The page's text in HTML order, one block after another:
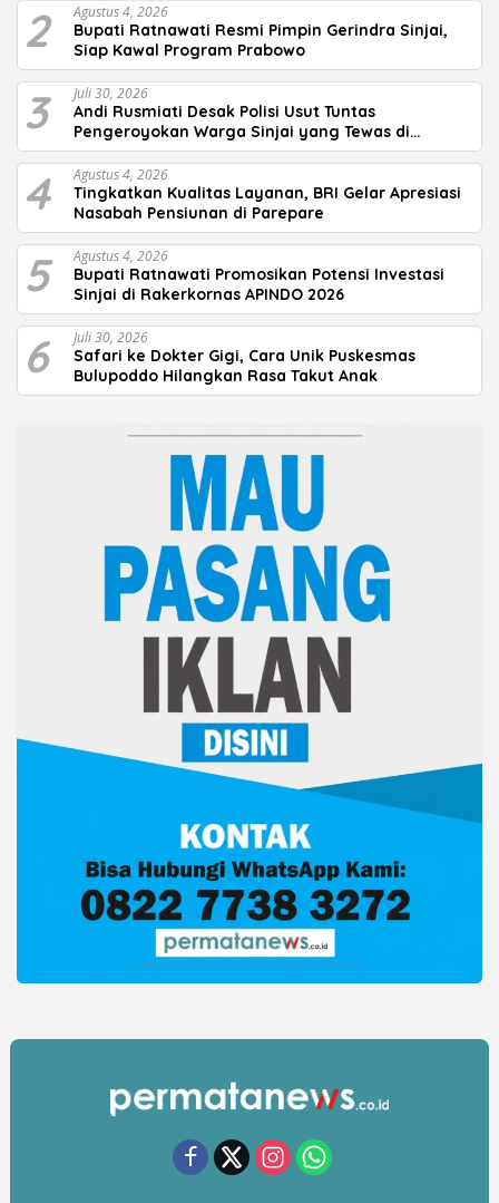
2 Agustus 4, 2026
Bupati Ratnawati Resmi Pimpin Gerindra Sinjai,
Siap Kawal Program Prabowo
3 Juli 30, 2026
Andi Rusmiati Desak Polisi Usut Tuntas
Pengeroyokan Warga Sinjai yang Tewas di
Morowali
4 Agustus 4, 2026
Tingkatkan Kualitas Layanan, BRI Gelar Apresiasi
Nasabah Pensiunan di Parepare
5 Agustus 4, 2026
Bupati Ratnawati Promosikan Potensi Investasi
Sinjai di Rakerkornas APINDO 2026
6 Juli 30, 2026
Safari ke Dokter Gigi, Cara Unik Puskesmas
Bulupoddo Hilangkan Rasa Takut Anak